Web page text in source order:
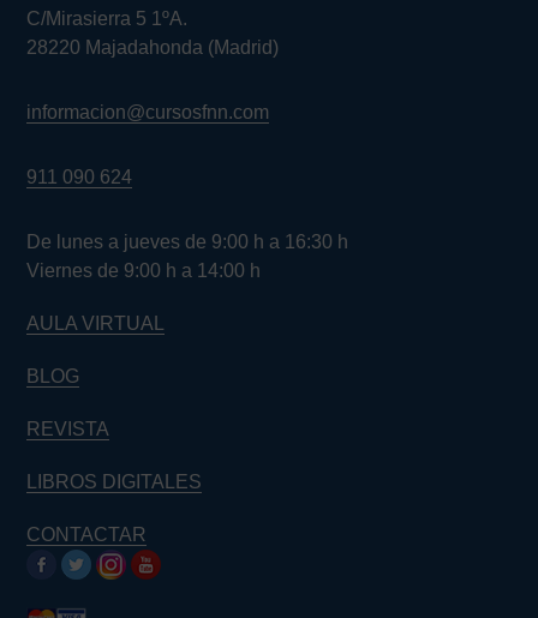
C/Mirasierra 5 1ºA.
28220 Majadahonda (Madrid)
informacion@cursosfnn.com
911 090 624
De lunes a jueves de 9:00 h a 16:30 h
Viernes de 9:00 h a 14:00 h
AULA VIRTUAL
BLOG
REVISTA
LIBROS DIGITALES
CONTACTAR